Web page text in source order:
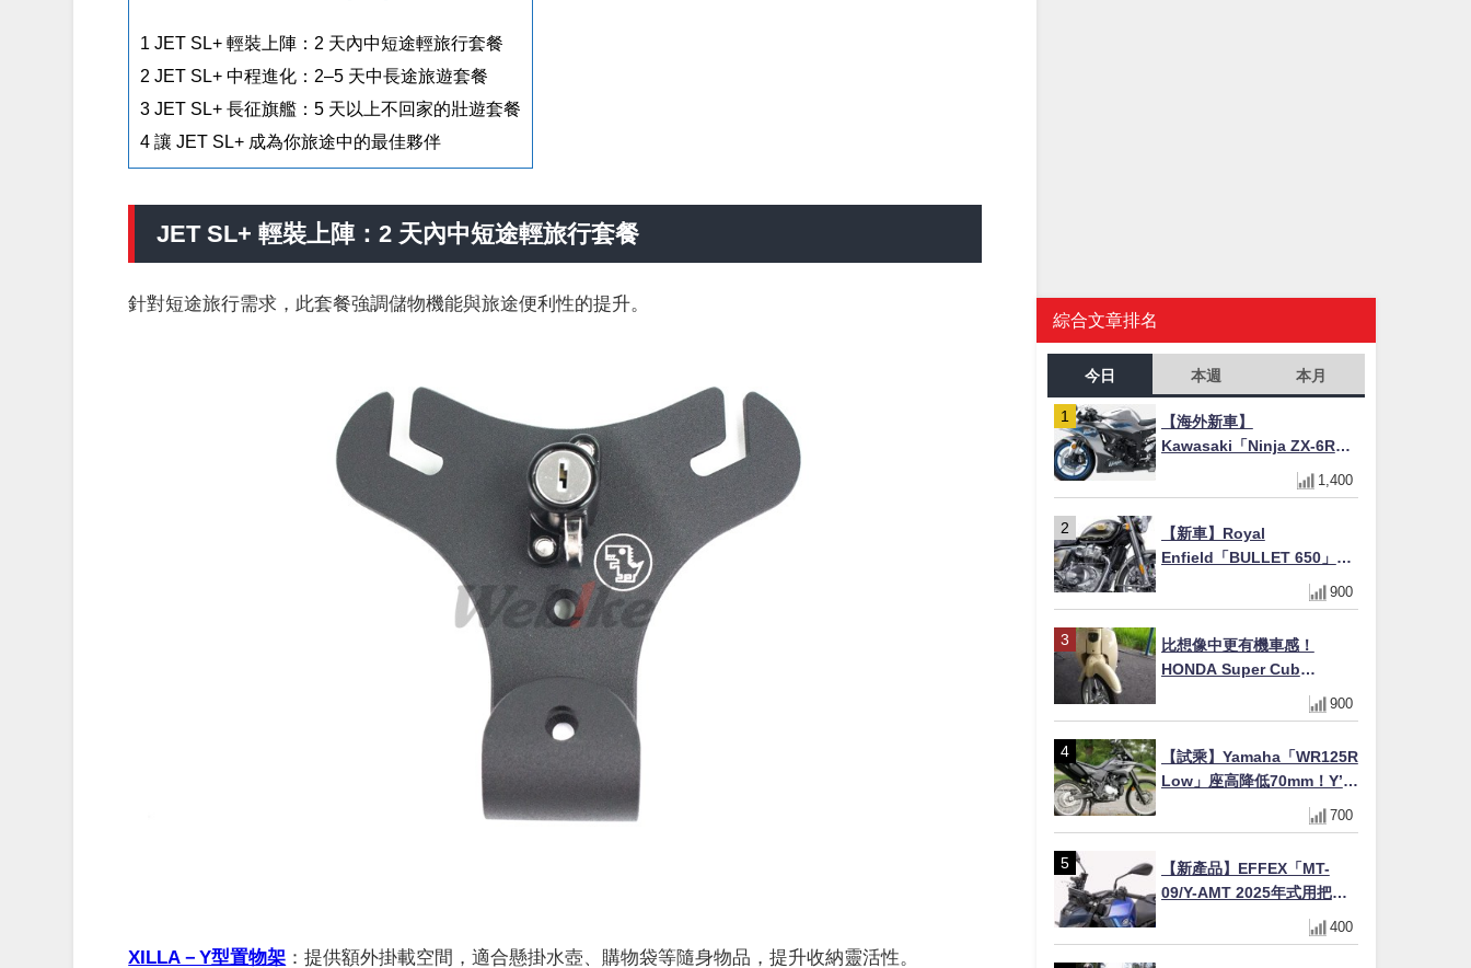
1 JET SL+ 輕裝上陣：2 天內中短途輕旅行套餐
2 JET SL+ 中程進化：2–5 天中長途旅遊套餐
3 JET SL+ 長征旗艦：5 天以上不回家的壯遊套餐
4 讓 JET SL+ 成為你旅途中的最佳夥伴
JET SL+ 輕裝上陣：2 天內中短途輕旅行套餐
針對短途旅行需求，此套餐強調儲物機能與旅途便利性的提升。
XILLA－Y型置物架 ：提供額外掛載空間，適合懸掛水壺、購物袋等隨身物品，提升收納靈活性。
綜合文章排名
今日 本週 本月
【海外新車】
Kawasaki「Ninja ZX-6R」
2027年式北美發表！636cc
四缸×銀河銀/暮光藍新色
美元起
1,400
【新車】Royal
Enfield「BULLET 650」8
月27日日本發售（98萬日圓
～）！648cc空冷並列雙缸×
色
900
比想像中更有機車感！
HONDA Super Cub
110【Webike愛車精選】
900
【試乘】Yamaha「WR125R
Low」座高降低70mm！Y’s
Gear低座高座墊×低座高連桿
×腳踏著地感大幅改善，越野
700
【新產品】EFFEX「MT-
09/Y-AMT 2025年式用把手
Easy Fit Bar Plus」！高
7mm後移16mm直上×三色×
400